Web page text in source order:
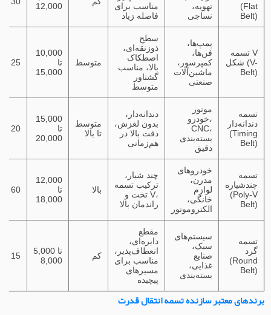
12,000
مناسب برای
فاصله زیاد
تهویه،
نساجی
(Flat
Belt)
25
10,000
تا
15,000
متوسط
سطح
ذوزنقه‌ای،
اصطکاک
بالا، مناسب
گشتاور
متوسط
پمپ‌ها،
فن‌ها،
کمپرسور،
ماشین‌آلات
صنعتی
تسمه V
شکل (V-
Belt)
20
15,000
تا
20,000
متوسط
تا بالا
دندانه‌دار،
بدون لغزش،
دقت بالا در
هم‌زمانی
موتور
خودرو،
CNC،
بسته‌بندی
دقیق
تسمه
دندانه‌دار
(Timing
Belt)
60
12,000
تا
18,000
بالا
چند شیار،
ترکیب تسمه
تخت و V،
راندمان بالا
خودروهای
مدرن،
لوازم
خانگی،
الکتروموتور
تسمه
چندشیاره
(Poly-V
Belt)
15
5,000 تا
8,000
کم
مقطع
دایره‌ای،
انعطاف‌پذیر،
مناسب برای
مسیرهای
پیچیده
سیستم‌های
سبک،
صنایع
غذایی،
بسته‌بندی
تسمه
گرد
(Round
Belt)
برندهای معتبر سازنده تسمه انتقال قدرت